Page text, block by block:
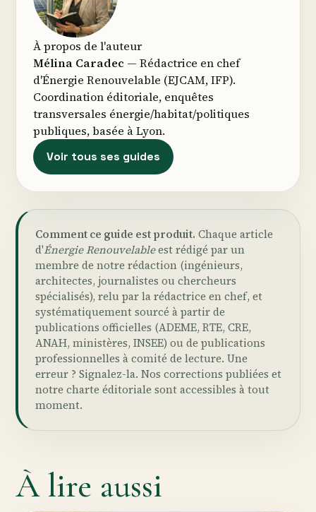
À propos de l'auteur
Mélina Caradec — Rédactrice en chef
d'Énergie Renouvelable (EJCAM, IFP).
Coordination éditoriale, enquêtes
transversales énergie/habitat/politiques
publiques, basée à Lyon.
Voir tous ses guides
Comment ce guide est produit. Chaque article
d'Énergie Renouvelableest rédigé par un
membre de notre rédaction (ingénieurs,
architectes, journalistes ou chercheurs
spécialisés), relu par la rédactrice en chef, et
systématiquement sourcé à partir de
publications officielles (ADEME, RTE, CRE,
ANAH, ministères, INSEE) ou de publications
professionnelles à comité de lecture. Une
erreur ? Signalez-la. Nos corrections publiées et
notre charte éditoriale sont accessibles à tout
moment.
À lire aussi